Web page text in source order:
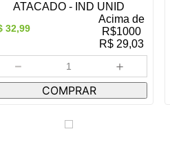
ATACADO - IND UNID
32,99
Acima de
R$1000
R$ 29,03
＋
－
COMPRAR